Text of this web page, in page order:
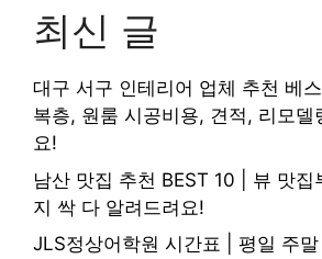
최신 글
대구 서구 인테리어 업체 추천 베
복층, 원룸 시공비용, 견적, 리모델
요!
남산 맛집 추천 BEST 10 | 뷰 맛집
지 싹 다 알려드려요!
JLS정상어학원 시간표 | 평일 주